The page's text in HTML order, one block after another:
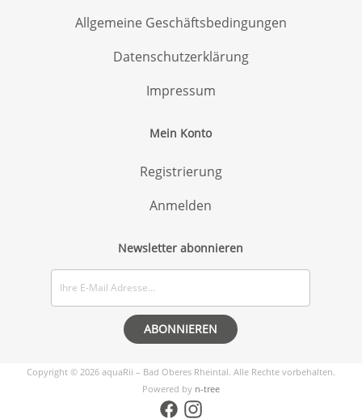
Allgemeine Geschäftsbedingungen
Datenschutzerklärung
Impressum
Mein Konto
Registrierung
Anmelden
Newsletter abonnieren
Copyright © 2026 aquaRii – Bad Oberes Rheintal. Alle Rechte vorbehalten.
Powered by n-tree